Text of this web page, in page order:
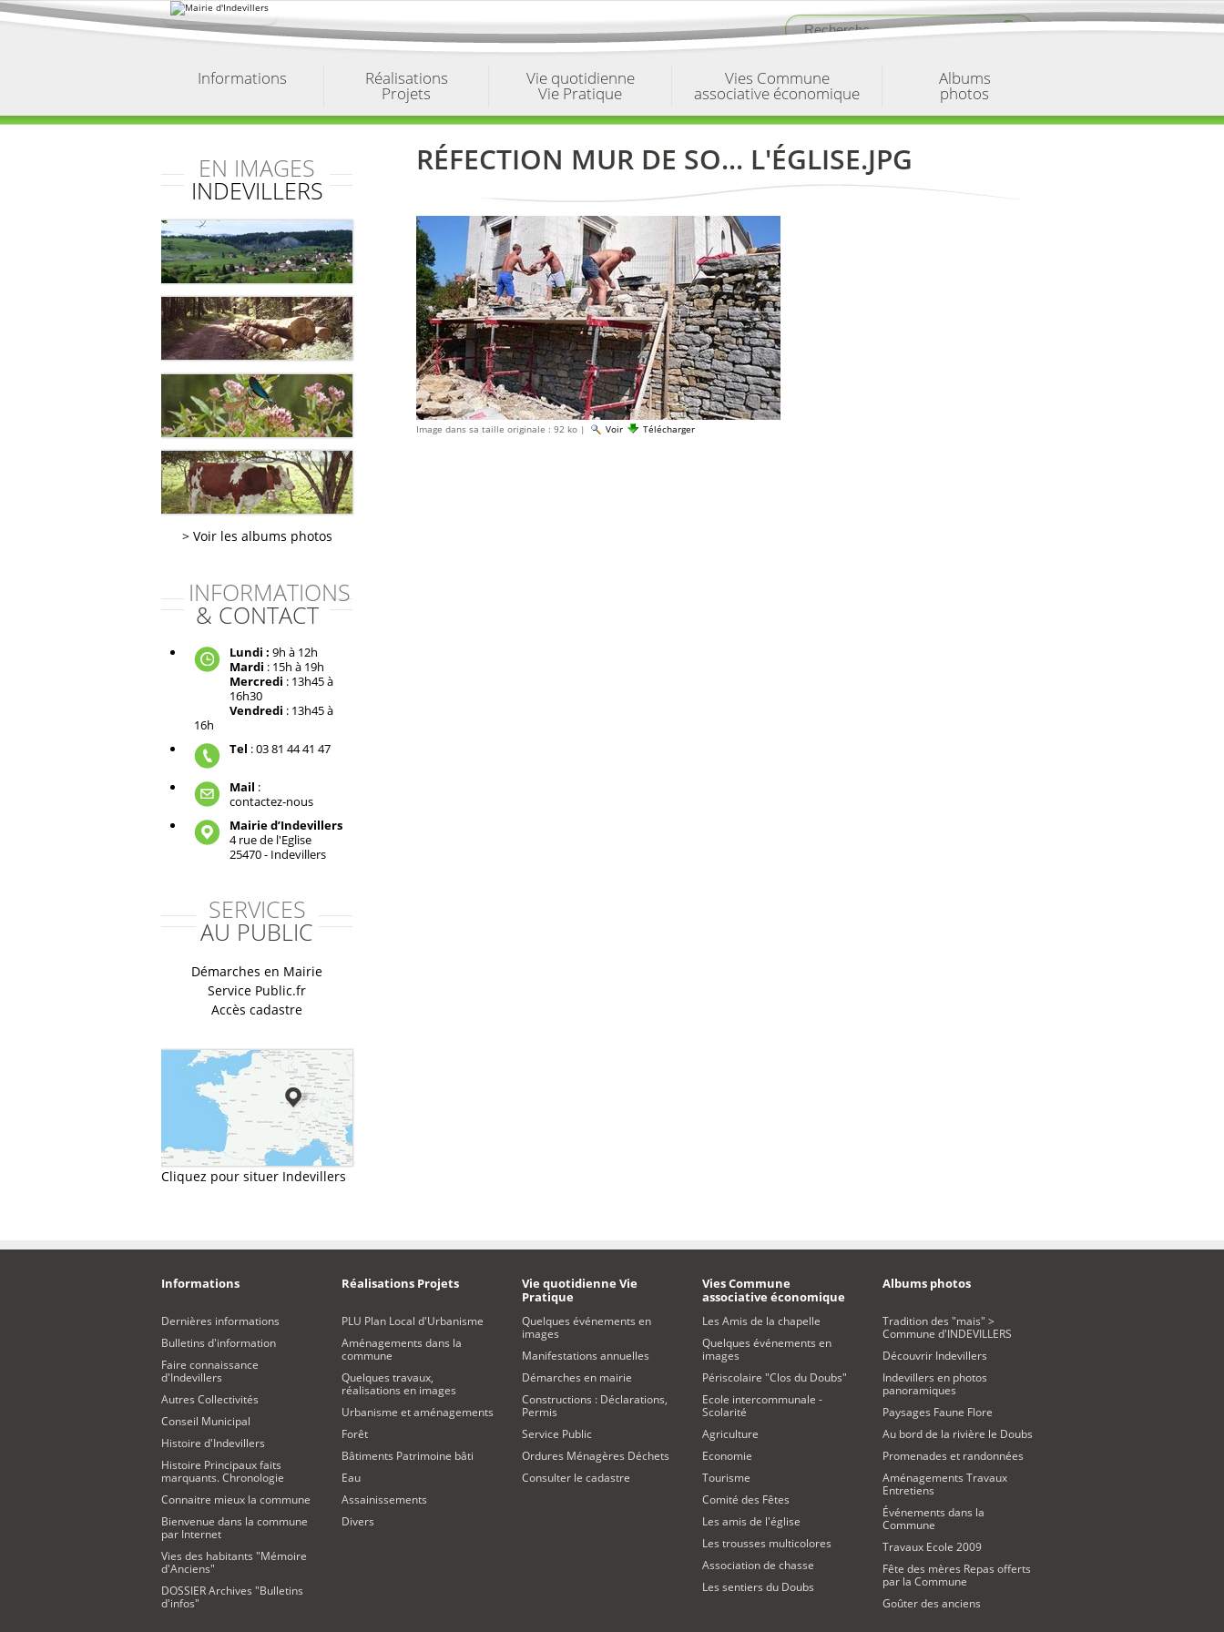
Aller
au
Informations Réalisations
Projets
Vie quotidienne
Vie Pratique
Vies Commune
associative économique
Albums
photos
EN IMAGES
INDEVILLERS
Voir les albums photos
INFORMATIONS
& CONTACT
Lundi : 9h à 12h
Mardi : 15h à 19h
Mercredi : 13h45 à
16h30
Vendredi : 13h45 à
16h
Tel : 03 81 44 41 47
Mail :
contactez-nous
Mairie d’Indevillers
4 rue de l'Eglise
25470 - Indevillers
SERVICES
AU PUBLIC
Démarches en Mairie
Service Public.fr
Accès cadastre
Cliquez pour situer Indevillers
RÉFECTION MUR DE SO... L'ÉGLISE.JPG
Image dans sa taille originale : 92 ko | Voir Télécharger
Informations
Dernières informations
Bulletins d'information
Faire connaissance
d'Indevillers
Autres Collectivités
Conseil Municipal
Histoire d'Indevillers
Histoire Principaux faits
marquants. Chronologie
Connaitre mieux la commune
Bienvenue dans la commune
par Internet
Vies des habitants "Mémoire
d'Anciens"
DOSSIER Archives "Bulletins
d'infos"
Réalisations Projets
PLU Plan Local d'Urbanisme
Aménagements dans la
commune
Quelques travaux,
réalisations en images
Urbanisme et aménagements
Forêt
Bâtiments Patrimoine bâti
Eau
Assainissements
Divers
Vie quotidienne Vie
Pratique
Quelques événements en
images
Manifestations annuelles
Démarches en mairie
Constructions : Déclarations,
Permis
Service Public
Ordures Ménagères Déchets
Consulter le cadastre
Vies Commune
associative économique
Les Amis de la chapelle
Quelques événements en
images
Périscolaire "Clos du Doubs"
Ecole intercommunale -
Scolarité
Agriculture
Economie
Tourisme
Comité des Fêtes
Les amis de l'église
Les trousses multicolores
Association de chasse
Les sentiers du Doubs
Albums photos
Tradition des "mais" >
Commune d'INDEVILLERS
Découvrir Indevillers
Indevillers en photos
panoramiques
Paysages Faune Flore
Au bord de la rivière le Doubs
Promenades et randonnées
Aménagements Travaux
Entretiens
Événements dans la
Commune
Travaux Ecole 2009
Fête des mères Repas offerts
par la Commune
Goûter des anciens